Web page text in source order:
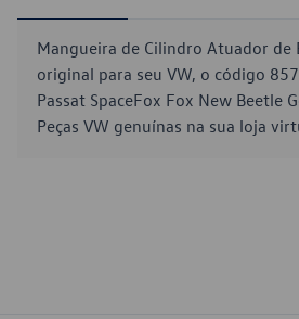
Mangueira de Cilindro Atuador de
original para seu VW, o código
Passat SpaceFox Fox New Beetle
Peças VW genuínas na sua loja